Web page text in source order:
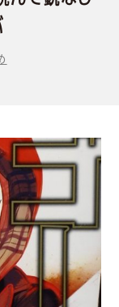
てみた